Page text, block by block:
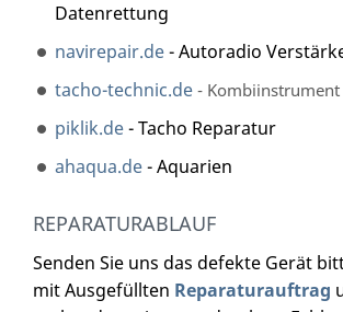
Datenrettung
navirepair.de- Autoradio
tacho-technic.de - Kombiinstrument
piklik.de- Tacho Reparatur
ahaqua.de- Aquarien
REPARATURABLAUF
Senden Sie uns das defekte Gerät
mit Ausgefüllten Reparaturauftrag